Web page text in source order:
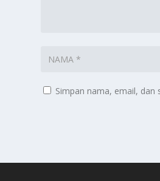
Simpan nama, email, dan